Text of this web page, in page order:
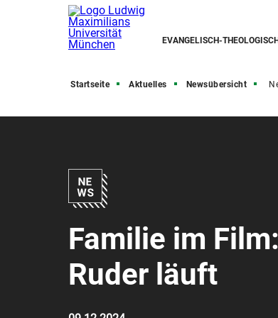
EVANGELISCH-
Startseite Aktuelles Newsübersicht
Familie im
Ruder läuft